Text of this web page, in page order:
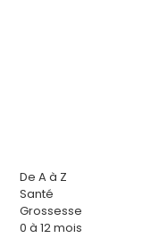
De A à Z
Santé
Grossesse
0 à 12 mois